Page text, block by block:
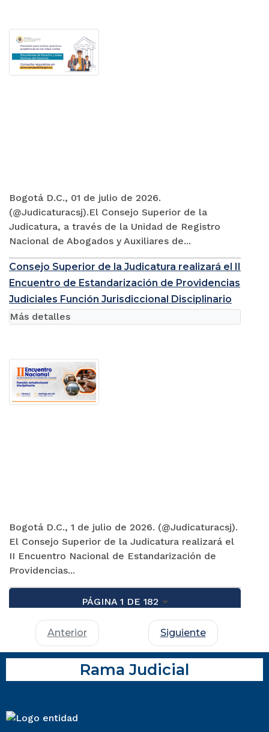
Bogotá D.C., 01 de julio de 2026.
(@Judicaturacsj).El Consejo Superior de la
Judicatura, a través de la Unidad de Registro
Nacional de Abogados y Auxiliares de...
Consejo Superior de la Judicatura realizará el II
Encuentro de Estandarización de Providencias
Judiciales Función Jurisdiccional Disciplinario
Bogotá D.C., 1 de julio de 2026. (@Judicaturacsj).
El Consejo Superior de la Judicatura realizará el
II Encuentro Nacional de Estandarización de
Providencias...
Más detalles
PÁGINA 1 DE 182
Anterior Siguiente
Rama Judicial